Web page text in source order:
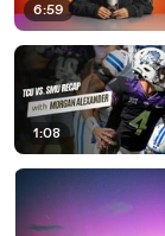
6:59
1:08